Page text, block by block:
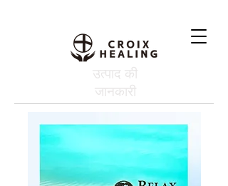
उत्पाद की
जानकारी